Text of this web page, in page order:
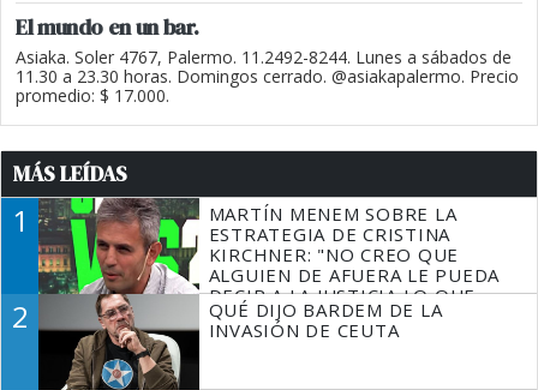
El mundo en un bar.
Asiaka. Soler 4767, Palermo. 11.2492-8244. Lunes a sábados de
11.30 a 23.30 horas. Domingos cerrado. @asiakapalermo. Precio
promedio: $ 17.000.
MÁS LEÍDAS
1
MARTÍN MENEM SOBRE LA
ESTRATEGIA DE CRISTINA
KIRCHNER: "NO CREO QUE
ALGUIEN DE AFUERA LE PUEDA
DECIR A LA JUSTICIA LO QUE
TIENE QUE HACER"
2
QUÉ DIJO BARDEM DE LA
INVASIÓN DE CEUTA